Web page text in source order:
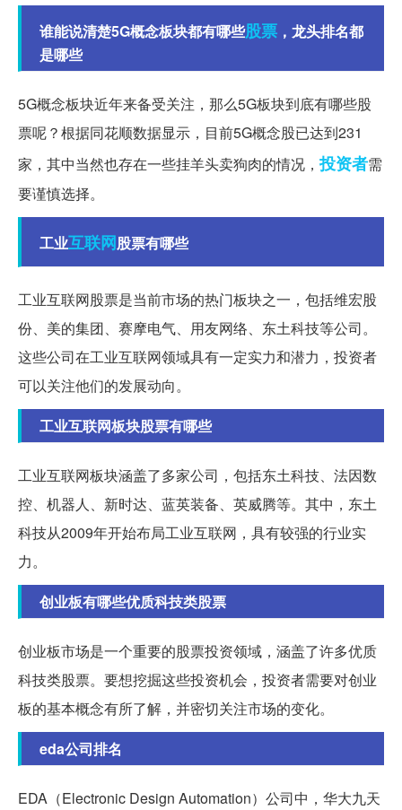
谁能说清楚5G概念板块都有哪些股票 ，龙头排名都
是哪些
5G概念板块近年来备受关注，那么5G板块到底有哪些股
票呢？根据同花顺数据显示，目前5G概念股已达到231
家，其中当然也存在一些挂羊头卖狗肉的情况，投资者需
要谨慎选择。
工业互联网股票有哪些
工业互联网股票是当前市场的热门板块之一，包括维宏股
份、美的集团、赛摩电气、用友网络、东土科技等公司。
这些公司在工业互联网领域具有一定实力和潜力，投资者
可以关注他们的发展动向。
工业互联网板块股票有哪些
工业互联网板块涵盖了多家公司，包括东土科技、法因数
控、机器人、新时达、蓝英装备、英威腾等。其中，东土
科技从2009年开始布局工业互联网，具有较强的行业实
力。
创业板有哪些优质科技类股票
创业板市场是一个重要的股票投资领域，涵盖了许多优质
科技类股票。要想挖掘这些投资机会，投资者需要对创业
板的基本概念有所了解，并密切关注市场的变化。
eda公司排名
EDA（Electronic Design Automation）公司中，华大九天